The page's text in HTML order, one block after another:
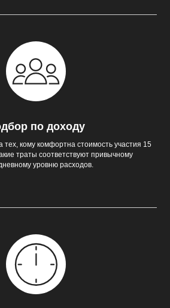
по доходу
тех, кому комфортна стоимость участия 15
траты соответствуют привычному
уровню расходов.